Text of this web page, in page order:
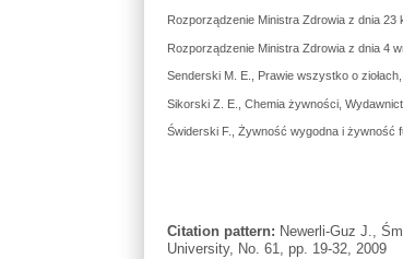
Rozporządzenie Ministra Zdrowia z dnia
Rozporządzenie Ministra Zdrowia z dnia 4
Senderski M. E., Prawie wszystko o
Sikorski Z. E., Chemia żywności,
Świderski F., Żywność wygodna i żywność
Citation pattern: Newerli-Guz J.,
University, No. 61, pp. 19-32, 2009